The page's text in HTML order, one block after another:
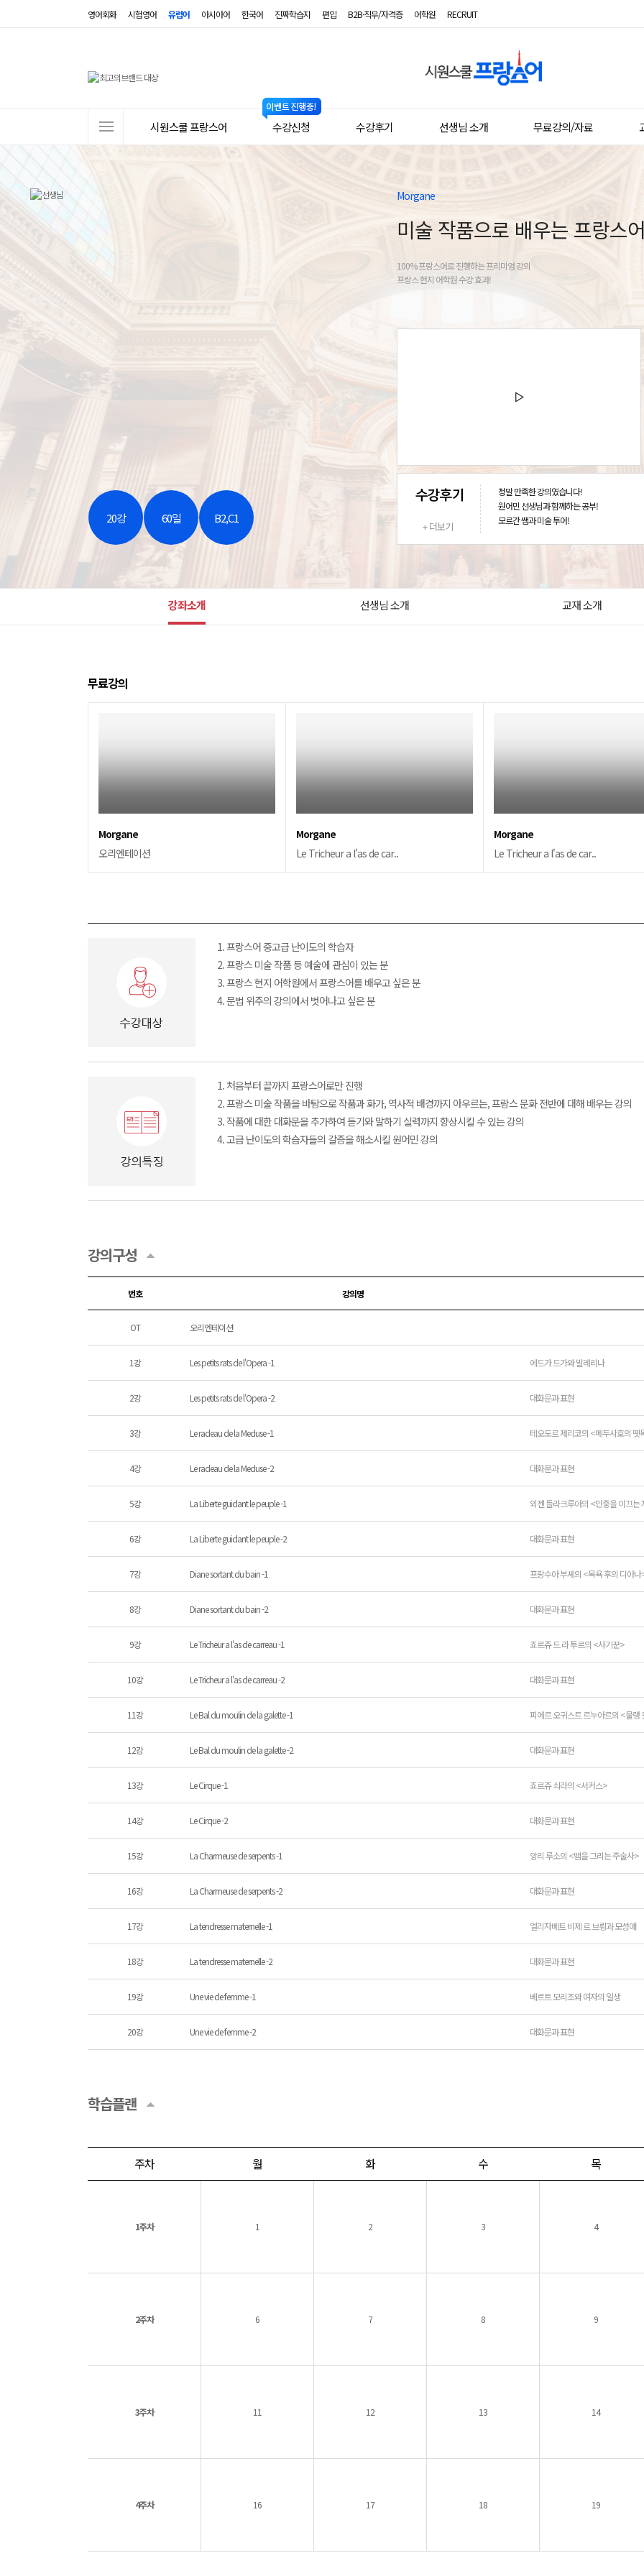
영어회화 시험영어 유럽어 아시아어 한국어 진짜학습지 편입 B2B·직무/자격증 어학원 RECRUIT
랑
어
뉴
시원스쿨 프랑스어 수강신청 수강후기 선생님 소개 무료강의/자료
20강 60일 B2,C1
Morgane
미술 작품으로 배우는 프랑스
100% 프랑스어로 진행하는 프리미엄 강의
프랑스 현지 어학원 수강 효과!
+ 더보기
정말 만족한 강의였습니다!
원어민 선생님과 함께하는 공부!
모르간 쌤과 미술 투어!
강좌소개 선생님 소개 교재 소개
무료강의
Morgane
오리엔테이션
Morgane
Le Tricheur a l'as de car..
Morgane
Le Tricheur a l'as de car..
1. 프랑스어 중고급 난이도의 학습자
2. 프랑스 미술 작품 등 예술에 관심이 있는 분
3. 프랑스 현지 어학원에서 프랑스어를 배우고 싶은 분
4. 문법 위주의 강의에서 벗어나고 싶은 분
1. 처음부터 끝까지 프랑스어로만 진행
2. 프랑스 미술 작품을 바탕으로 작품과 화가, 역사적 배경까지 아우르는, 프랑스 문화 전반에 대해 배우는 강의
3. 작품에 대한 대화문을 추가하여 듣기와 말하기 실력까지 향상시킬 수 있는 강의
4. 고급 난이도의 학습자들의 갈증을 해소시킬 원어민 강의
강의구성
번호 강의명
OT 오리엔테이션
1강 Les petits rats de l'Opera -1 에드가 드가와 발레리나
2강 Les petits rats de l'Opera -2 대화문과 표현
3강 Le radeau de la Meduse -1 테오도르 제리코의 <메두사호의 뗏
4강 Le radeau de la Meduse -2 대화문과 표현
5강 La Liberte guidant le peuple -1 외젠 들라크루아의 <민중을 이끄는
6강 La Liberte guidant le peuple -2 대화문과 표현
7강 Diane sortant du bain -1 프랑수아 부셰의 <목욕 후의 디아나
8강 Diane sortant du bain -2 대화문과 표현
9강 Le Tricheur a l'as de carreau -1 죠르쥬 드 라 투르의 <사기꾼>
10강 Le Tricheur a l'as de carreau -2 대화문과 표현
11강 Le Bal du moulin de la galette -1 피에르 오귀스트 르누아르의 <물랭
12강 Le Bal du moulin de la galette -2 대화문과 표현
13강 Le Cirque -1 죠르쥬 쇠라의 <서커스>
14강 Le Cirque -2 대화문과 표현
15강 La Charmeuse de serpents -1 앙리 루소의 <뱀을 그리는 주술사>
16강 La Charmeuse de serpents -2 대화문과 표현
17강 La tendresse maternelle -1 엘리자베트 비제 르 브룅과 모성애
18강 La tendresse maternelle -2 대화문과 표현
19강 Une vie de femme -1 베르트 모리조와 여자의 일생
20강 Une vie de femme -2 대화문과 표현
학습플랜
주차 월 화 수 목
1주차 1 2 3 4
2주차 6 7 8 9
3주차 11 12 13 14
4주차 16 17 18 19